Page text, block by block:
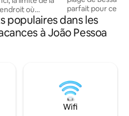
où
proposons
excellence :
son des vagues
nature.
confort de la
à proximité du
et la
parfait pour ceux
confort,
Espace extérieur
magnifique
centre de remise
de jeux, d'une
de coworking.
restaurants, de
populaires dans les
à João Pessoa
Wifi